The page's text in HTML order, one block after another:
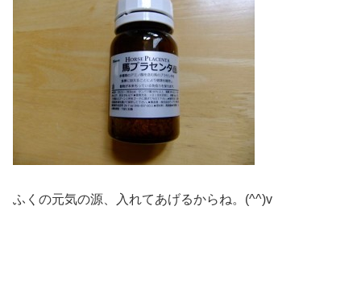
ふくの元気の源、入れてあげるからね。(^^)v